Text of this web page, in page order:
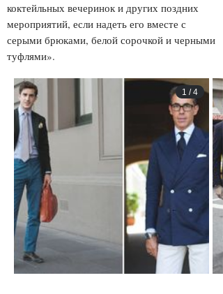
коктейльных вечеринок и других поздних
мероприятий, если надеть его вместе с
серыми брюками, белой сорочкой и черными
туфлями».
1 /4